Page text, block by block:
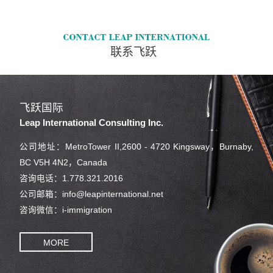
联系飞跃
飞跃国际
Leap International Consulting Inc.
公司地址：MetroTower II,2600 - 4720 Kingsway，Burnaby,
BC V5H 4N2，Canada
咨询电话：1.778.321.2016
公司邮箱：info@leapinternational.net
咨询微信：i-immigration
MORE